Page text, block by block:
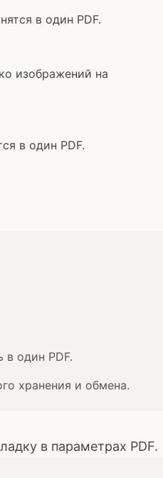
в один PDF.
изображений на
в один PDF.
в один PDF.
хранения и обмена.
в параметрах PDF.